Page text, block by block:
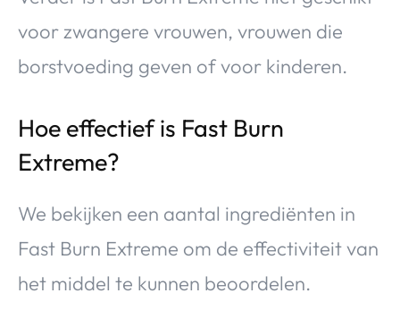
voor zwangere vrouwen, vrouwen die
borstvoeding geven of voor kinderen.
Hoe effectief is Fast Burn
Extreme?
We bekijken een aantal ingrediënten in
Fast Burn Extreme om de effectiviteit van
het middel te kunnen beoordelen.